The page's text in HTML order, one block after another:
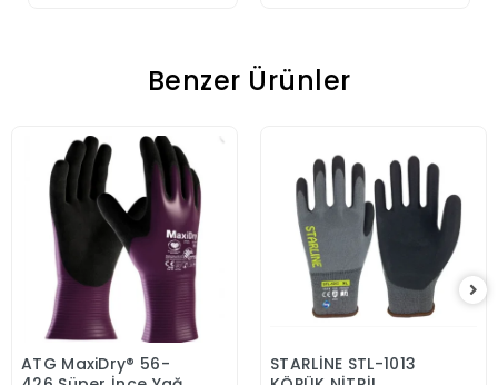
Benzer Ürünler
Sepete Ekle
ATG MaxiDry® 56-
Sepete Ekle
STARLİNE STL-1013